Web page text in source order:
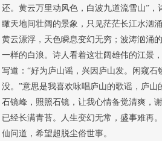
还。黄云万里动风色，白波九道流雪山”
瞰天地间壮阔的景象，只见茫茫长江水汹
黄云漂浮，天色瞬息变幻无穷；波涛汹涌
一样的白浪。诗人看着这壮阔雄伟的江景
写道：“好为庐山谣，兴因庐山发。闲窥石
没。”意思是我喜欢咏唱庐山的歌谣，庐
石镜峰，照照石镜，让我心情备觉清爽，
已经长满青苔。人生变幻无常，盛事难再
仙问道，希望超脱尘俗世事。